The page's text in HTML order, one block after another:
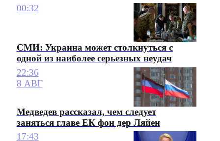
00:32
СМИ: Украина может столкнуться с
одной из наиболее серьезных неудач
22:36
8 АВГ
Медведев рассказал, чем следует
заняться главе ЕК фон дер Ляйен
17:43